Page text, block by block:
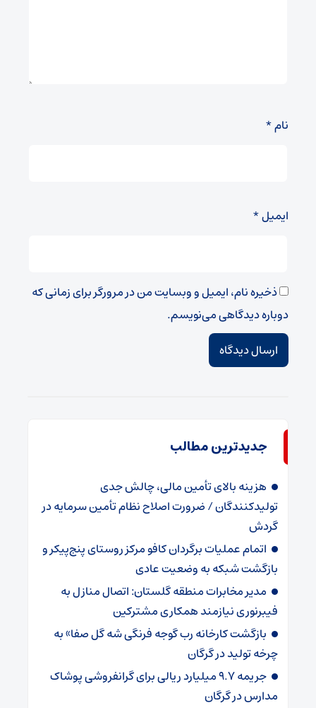
نام*
ایمیل*
ذخیره نام، ایمیل و وبسایت من در مرورگر برای زمانی که
دوباره دیدگاهی می‌نویسم.
جدیدترین مطالب
هزینه بالای تأمین مالی، چالش جدی
تولیدکنندگان / ضرورت اصلاح نظام تأمین سرمایه در
گردش
اتمام عملیات برگردان کافو مرکز روستای پنج‌پیکر و
بازگشت شبکه به وضعیت عادی
مدیر مخابرات منطقه گلستان: اتصال منازل به
فیبرنوری نیازمند همکاری مشترکین
بازگشت کارخانه رب گوجه فرنگی شه گل صفا» به
چرخه تولید در گرگان
جریمه ۹.۷ میلیارد ریالی برای گرانفروشی پوشاک
مدارس در گرگان